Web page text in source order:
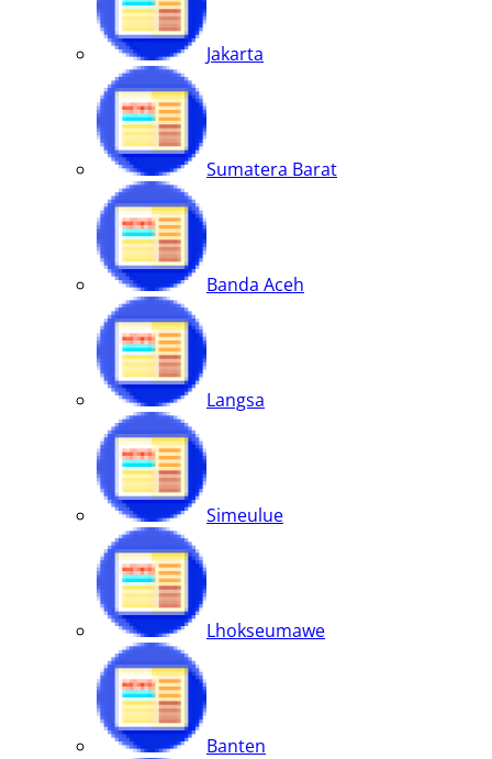
Jakarta
Sumatera Barat
Banda Aceh
Langsa
Simeulue
Lhokseumawe
Banten